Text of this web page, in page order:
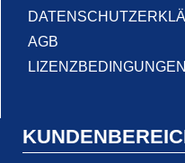
AGB
LIZENZBEDINGUNGEN